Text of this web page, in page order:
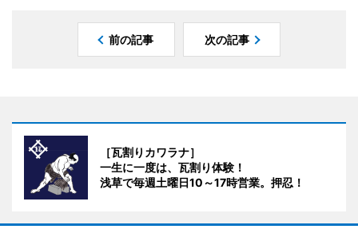
前の記事 次の記事
［瓦割りカワラナ］
一生に一度は、瓦割り体験！
浅草で毎週土曜日10～17時営業。押忍！